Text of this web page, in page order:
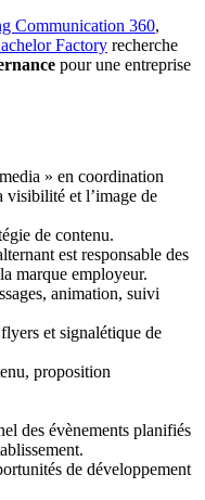
Communication 360,
Factory recherche
pour une entreprise
» en coordination
visibilité et l’image de
de contenu.
est responsable des
marque employeur.
animation, suivi
et signalétique de
proposition
des évènements planifiés
de développement